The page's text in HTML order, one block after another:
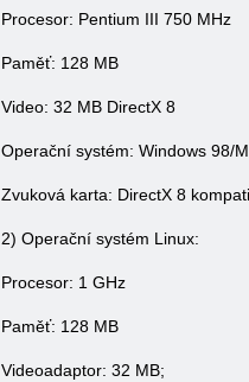
Procesor: Pentium III 750 MHz
Paměť: 128 MB
Video: 32 MB DirectX 8
Operační systém: Windows 98/
Zvuková karta: DirectX 8
2) Operační systém Linux:
Procesor: 1 GHz
Paměť: 128 MB
Videoadaptor: 32 MB;